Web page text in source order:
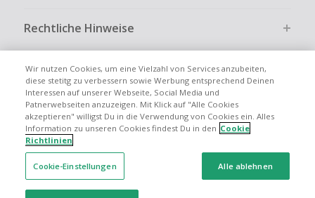
über TopCashback gestartet wurde.
Rechtliche Hinweise
Globale Websites UK US CN JP FR AU
© 2005 - 2026 TopCashback Group Limited
Wir nutzen Cookies, um eine Vielzahl von Services anzubeiten,
diese stetitg zu verbessern sowie Werbung entsprechend Deinen
Interessen auf unserer Webseite, Social Media und
Patnerwebseiten anzuzeigen. Mit Klick auf "Alle Cookies
akzeptieren" willigst Du in die Verwendung von Cookies ein. Alles
Information zu unseren Cookies findest Du in den Cookie
Richtlinien
Cookie-Einstellungen Alle ablehnen